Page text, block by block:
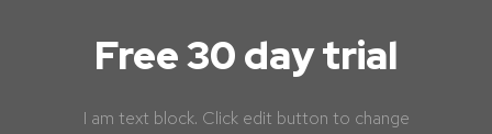
Free 30 day trial
I am text block. Click edit button to change